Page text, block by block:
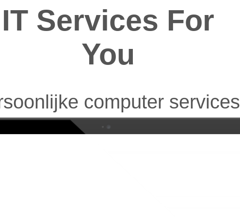
IT Services For
You
computer services